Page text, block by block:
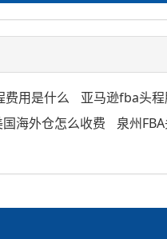
费用是什么 亚马逊fba头
海外仓怎么收费 泉州